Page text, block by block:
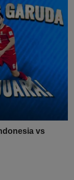
vs